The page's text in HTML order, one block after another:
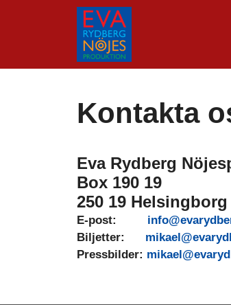
Kontakta
Eva Rydberg
Box 190 19
250 19 Helsingborg
E-post:
Biljetter:
Pressbilder: